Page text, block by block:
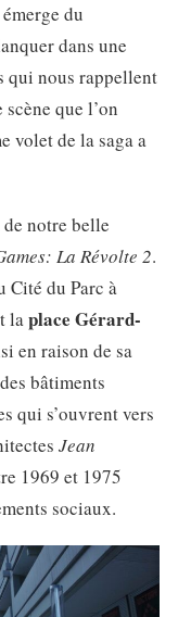
émerge du
dans une
qui nous rappellent
que l’on
volet de la saga a
notre belle
La Révolte 2.
Cité du Parc à
laplace Gérard-
en raison de sa
bâtiments
qui s’ouvrent vers
Jean
1969 et 1975
sociaux.